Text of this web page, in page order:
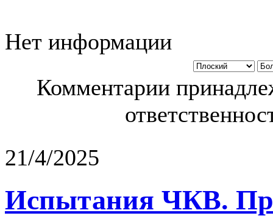
Нет информации
Комментарии
21/4/2025
Испытания ЧКВ.